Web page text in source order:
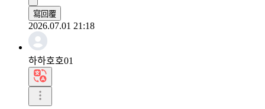
寫回覆
2026.07.01 21:18
하하호호01